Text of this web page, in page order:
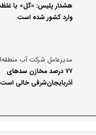
وارد کشور شده است
۷۷ درصد مخازن سدهای
آذربایجان‌شرقی خالی است